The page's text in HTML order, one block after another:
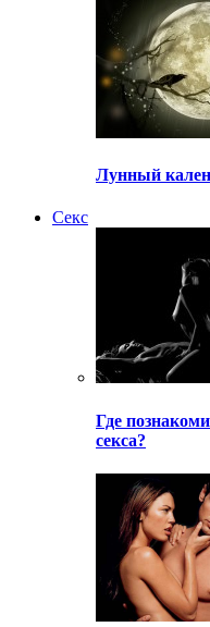
Лунный
Секс
Где
секса?